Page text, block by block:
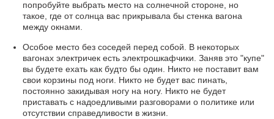
попробуйте выбрать место на солнечной стороне, но
такое, где от солнца вас прикрывала бы стенка вагона
между окнами.
Особое место без соседей перед собой. В некоторых
вагонах электричек есть электрошкафчики. Заняв это "купе"
вы будете ехать как будто бы один. Никто не поставит вам
свои корзины под ноги. Никто не будет вас пинать,
постоянно закидывая ногу на ногу. Никто не будет
приставать с надоедливыми разговорами о политике или
отсутствии справедливости в жизни.